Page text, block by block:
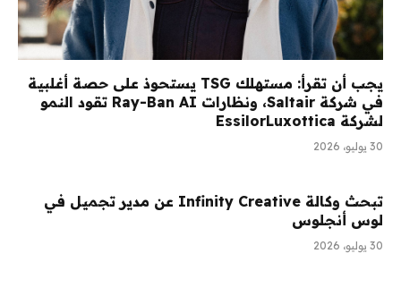
يجب أن تقرأ: مستهلك TSG يستحوذ على حصة أغلبية
في شركة Saltair، ونظارات Ray-Ban AI تقود النمو
لشركة EssilorLuxottica
30 يوليو، 2026
تبحث وكالة Infinity Creative عن مدير تجميل في
لوس أنجلوس
30 يوليو، 2026